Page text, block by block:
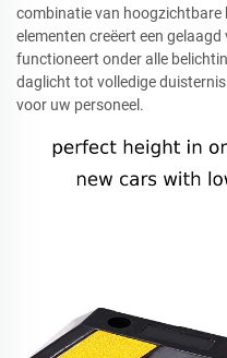
combinatie van hoogzichtbare
elementen creëert een
functioneert onder alle
daglicht tot volledige
voor uw personeel.